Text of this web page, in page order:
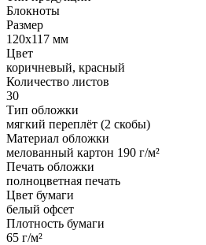
Блокноты
Размер
120х117 мм
Цвет
коричневый, красный
Количество листов
30
Тип обложки
мягкий переплёт (2 скобы)
Материал обложки
мелованный картон 190 г/м²
Печать обложки
полноцветная печать
Цвет бумаги
белый офсет
Плотность бумаги
65 г/м²